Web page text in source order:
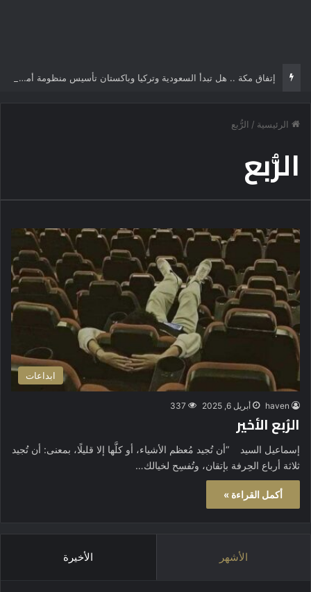
إتفاق مكة .. هل تبدأ السعودية وتركيا وباكستان تأسيس منظومة أمن إسلامية جديدة؟
الرئيسية / الرُّبع
الرُّبع
ابداعات
haven أبريل 6, 2025 337
الرُبع الأخير
إسماعيل السيد “أن تُجيد مُعظم الأشياء، أو كلَّها إلا قليلًا، بمعنى: أن تُجيد
ثلاثة أرباع الحِرفة بإتقان، وتُفسِح لخيالك…
أكمل القراءة »
الأشهر الأخيرة